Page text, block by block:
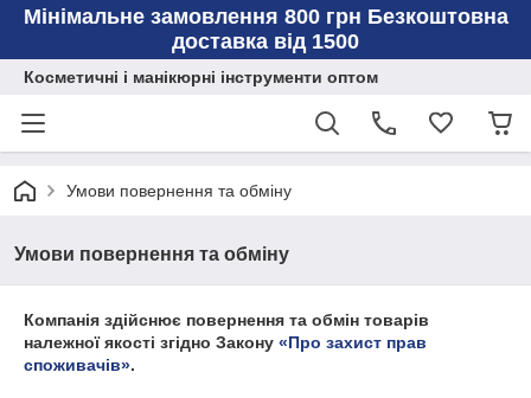
Мінімальне замовлення 800 грн Безкоштовна
доставка від 1500
Косметичні і манікюрні інструменти оптом
Умови повернення та обміну
Умови повернення та обміну
Компанія здійснює повернення та обмін товарів
належної якості згідно Закону «Про захист прав
споживачів».